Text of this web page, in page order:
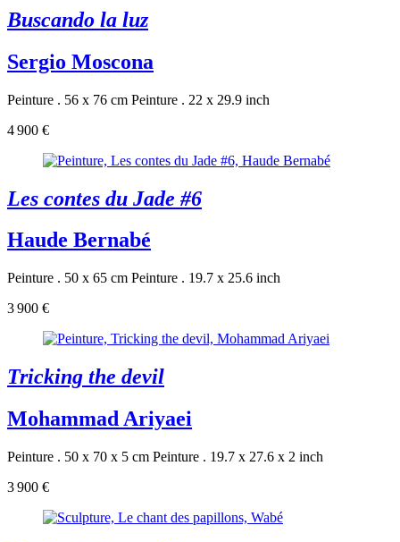
Buscando la luz
Sergio Moscona
Peinture . 56 x 76 cm Peinture . 22 x 29.9 inch
4 900 €
Les contes du Jade #6
Haude Bernabé
Peinture . 50 x 65 cm Peinture . 19.7 x 25.6 inch
3 900 €
Tricking the devil
Mohammad Ariyaei
Peinture . 50 x 70 x 5 cm Peinture . 19.7 x 27.6 x 2 inch
3 900 €